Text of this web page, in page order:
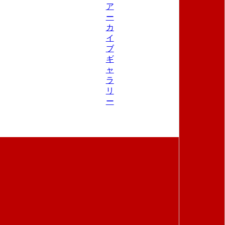
ア
ー
カ
イ
ブ
ギ
ャ
ラ
リ
ー